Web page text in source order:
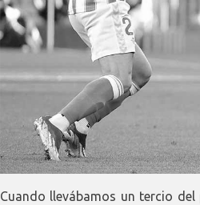
Cuando llevábamos un tercio